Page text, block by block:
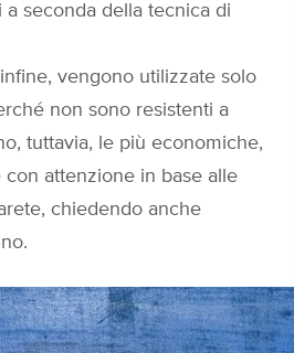
seconda della tecnica di
vengono utilizzate solo
non sono resistenti a
tuttavia, le più economiche,
attenzione in base alle
chiedendo anche